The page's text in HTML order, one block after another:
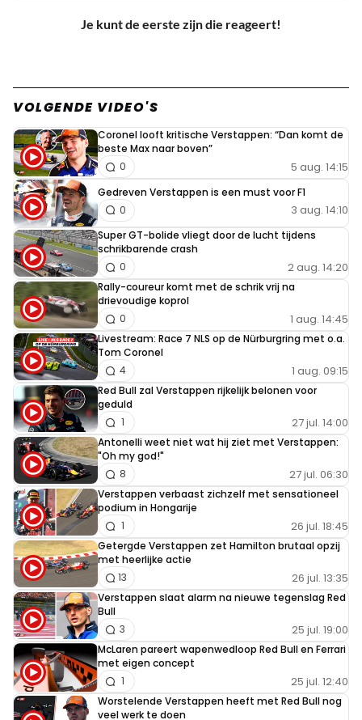
Je kunt de eerste zijn die reageert!
VOLGENDE VIDEO'S
Coronel looft kritische Verstappen: “Dan komt de
beste Max naar boven”
5 aug. 14:15
0
Gedreven Verstappen is een must voor F1
3 aug. 14:10
0
Super GT-bolide vliegt door de lucht tijdens
schrikbarende crash
2 aug. 14:20
0
Rally-coureur komt met de schrik vrij na
drievoudige koprol
1 aug. 14:45
0
Livestream: Race 7 NLS op de Nürburgring met o.a.
Tom Coronel
1 aug. 09:15
4
Red Bull zal Verstappen rijkelijk belonen voor
geduld
27 jul. 14:00
1
Antonelli weet niet wat hij ziet met Verstappen:
"Oh my god!"
27 jul. 06:30
8
Verstappen verbaast zichzelf met sensationeel
podium in Hongarije
26 jul. 18:45
1
Getergde Verstappen zet Hamilton brutaal opzij
met heerlijke actie
26 jul. 13:35
13
Verstappen slaat alarm na nieuwe tegenslag Red
Bull
25 jul. 19:00
3
McLaren pareert wapenwedloop Red Bull en Ferrari
met eigen concept
25 jul. 12:40
1
Worstelende Verstappen heeft met Red Bull nog
veel werk te doen